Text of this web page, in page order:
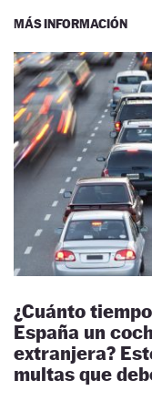
MÁS INFORMACIÓN
¿Cuánto
España un
extranjera?
multas que